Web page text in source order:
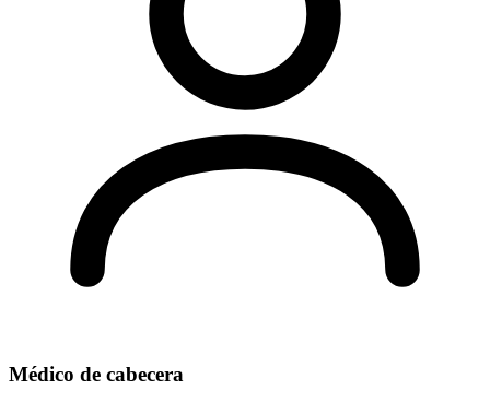
Médico de cabecera